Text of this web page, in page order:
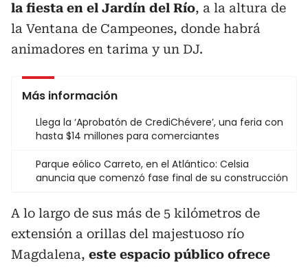
la fiesta en el Jardín del Río, a la altura de
la Ventana de Campeones, donde habrá
animadores en tarima y un DJ.
Más información
Llega la ‘Aprobatón de CrediChévere’, una feria con
hasta $14 millones para comerciantes
Parque eólico Carreto, en el Atlántico: Celsia
anuncia que comenzó fase final de su construcción
A lo largo de sus más de 5 kilómetros de
extensión a orillas del majestuoso río
Magdalena, este espacio público ofrece